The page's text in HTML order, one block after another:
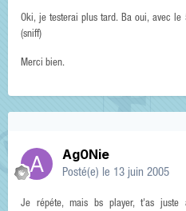
Oki, je testerai plus tard. Ba oui, avec
(sniff)
Merci bien.
Ag0Nie
Posté(e) le 13 juin 2005
Je répéte, mais bs player, t'as